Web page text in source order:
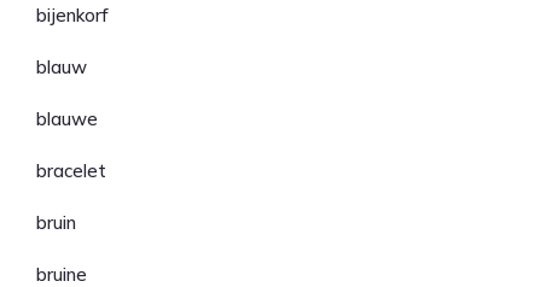
bijenkorf
blauw
blauwe
bracelet
bruin
bruine